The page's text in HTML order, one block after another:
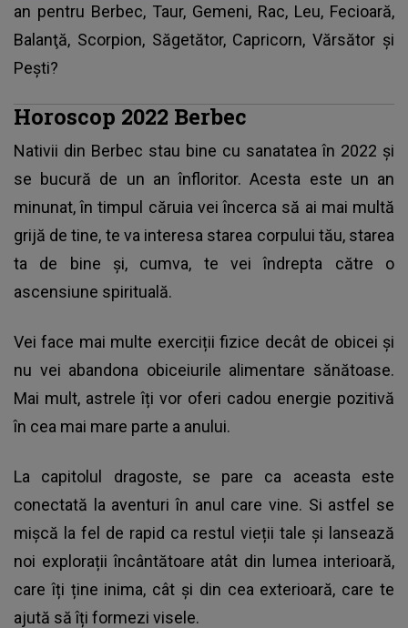
an pentru Berbec, Taur, Gemeni, Rac, Leu, Fecioară,
Balanţă, Scorpion, Săgetător, Capricorn, Vărsător şi
Peşti?
Horoscop 2022 Berbec
Nativii din Berbec stau bine cu sanatatea în 2022 și
se bucură de un an înfloritor. Acesta este un an
minunat, în timpul căruia vei încerca să ai mai multă
grijă de tine, te va interesa starea corpului tău, starea
ta de bine și, cumva, te vei îndrepta către o
ascensiune spirituală.
Vei face mai multe exerciții fizice decât de obicei și
nu vei abandona obiceiurile alimentare sănătoase.
Mai mult, astrele îți vor oferi cadou energie pozitivă
în cea mai mare parte a anului.
La capitolul dragoste, se pare ca aceasta este
conectată la aventuri în anul care vine. Si astfel se
mișcă la fel de rapid ca restul vieții tale și lansează
noi explorații încântătoare atât din lumea interioară,
care îți ține inima, cât și din cea exterioară, care te
ajută să îți formezi visele.